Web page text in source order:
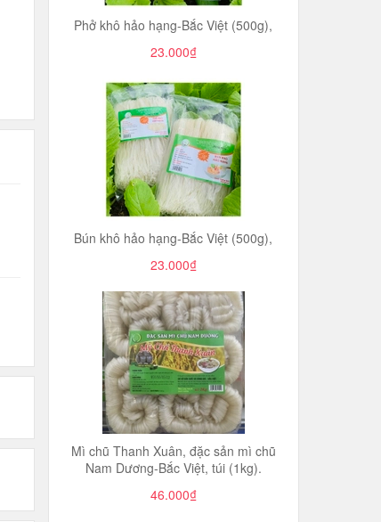
Phở khô hảo hạng-Bắc Việt (500g),
23.000₫
Bún khô hảo hạng-Bắc Việt (500g),
23.000₫
Mì chũ Thanh Xuân, đặc sản mì chũ
Nam Dương-Bắc Việt, túi (1kg).
46.000₫